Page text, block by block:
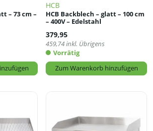
– 73 cm –
HCB
HCB Backblech – glatt – 100 cm
– 400V – Edelstahl
379,95
459,74inkl. Übrigens
Vorrätig
Zum Warenkorb hinzufügen